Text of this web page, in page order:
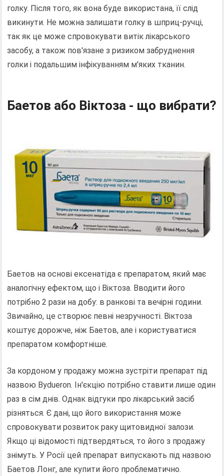
голку. Після того, як вона буде використана, її слід
викинути. Не можна залишати голку в шприц-ручці,
так як це може спровокувати витік лікарського
засобу, а також пов'язане з ризиком забруднення
голки і подальшим інфікуванням м'яких тканин.
Баетов або Віктоза - що вибрати?
Баетов на основі ексенатіда є препаратом, який має
аналогічну ефектом, що і Віктоза. Вводити його
потрібно 2 рази на добу: в ранкові та вечірні години.
Звичайно, це створює певні незручності. Віктоза
коштує дорожче, ніж Баетов, але і користуватися
препаратом комфортніше.
За кордоном у продажу можна зустріти препарат під
назвою Bydueron. Ін'єкцію потрібно ставити лише один
раз в сім днів. Однак відгуки про лікарський засіб
різняться. Є дані, що його використання може
спровокувати розвиток раку щитовидної залози.
Якщо ці відомості підтвердяться, то його з продажу
знімуть. У Росії цей препарат випускають під назвою
Баетов Лонг, але купити його проблематично.